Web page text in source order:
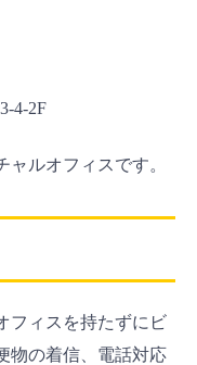
4-2F
ルオフィスです。
フィスを持たずにビ
物の着信、電話対応